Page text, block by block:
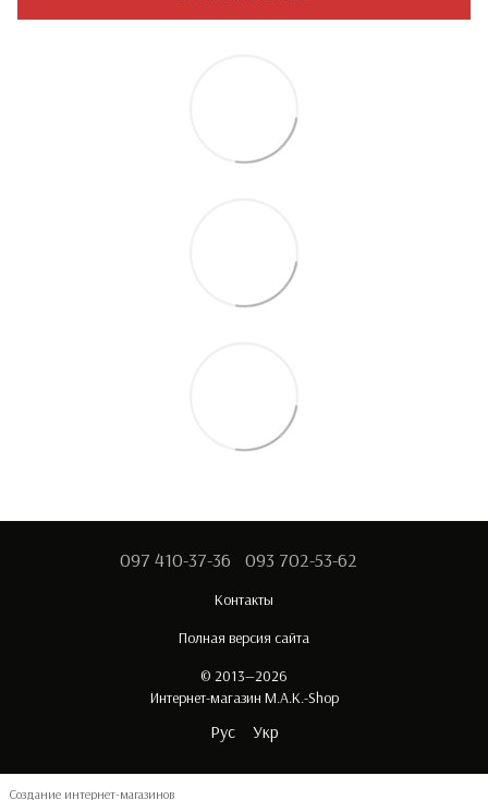
097 410-37-36 093 702-53-62
Контакты
Полная версия сайта
© 2013—2026
Интернет-магазин M.A.K.-Shop
Рус Укр
Создание интернет-магазинов